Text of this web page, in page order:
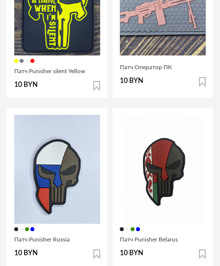
Патч Punisher silent Yellow
10 BYN
Патч Оператор ПК
10 BYN
Патч Punisher Russia
10 BYN
Патч Punisher Belarus
10 BYN